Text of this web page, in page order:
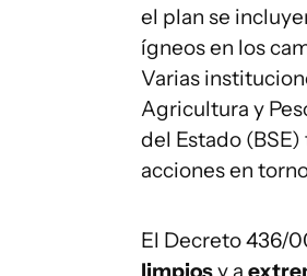
el plan se
ígneos en los
Varias
Agricultura y
del Estado
acciones en
El Decreto 436/